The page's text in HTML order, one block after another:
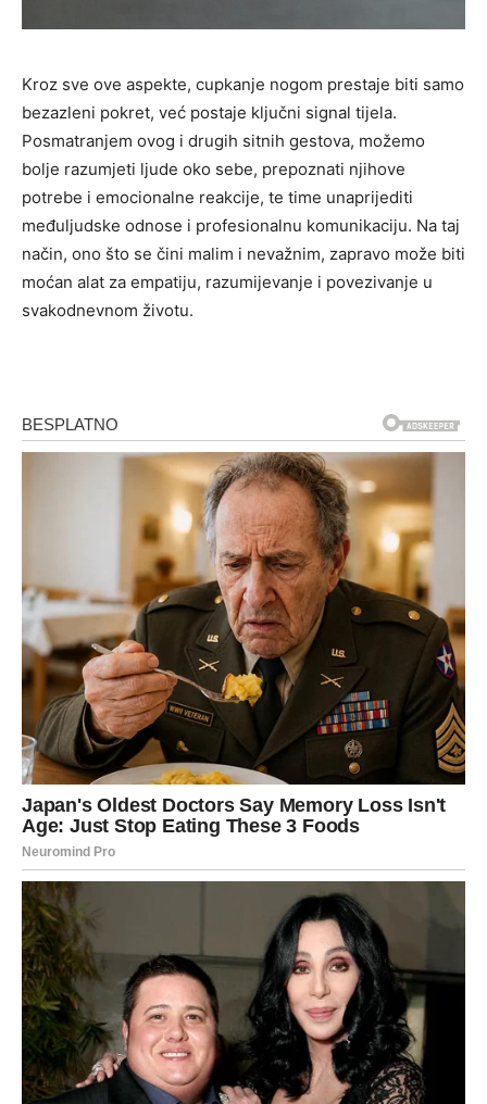
Kroz sve ove aspekte, cupkanje nogom prestaje biti samo
bezazleni pokret, već postaje ključni signal tijela.
Posmatranjem ovog i drugih sitnih gestova, možemo
bolje razumjeti ljude oko sebe, prepoznati njihove
potrebe i emocionalne reakcije, te time unaprijediti
međuljudske odnose i profesionalnu komunikaciju. Na taj
način, ono što se čini malim i nevažnim, zapravo može biti
moćan alat za empatiju, razumijevanje i povezivanje u
svakodnevnom životu.